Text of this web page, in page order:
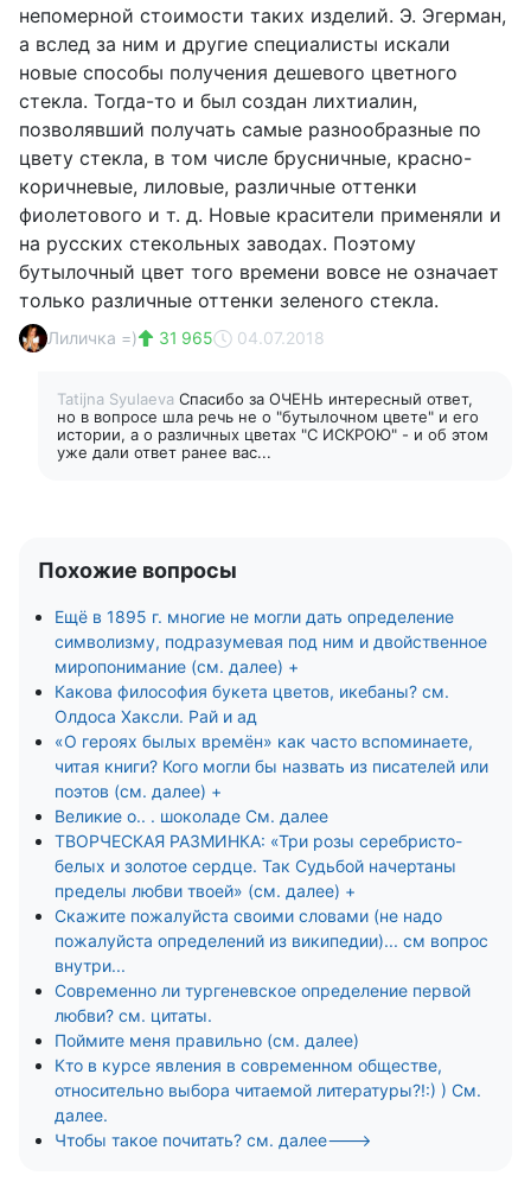
непомерной стоимости таких изделий. Э. Эгерман,
а вслед за ним и другие специалисты искали
новые способы получения дешевого цветного
стекла. Тогда-то и был создан лихтиалин,
позволявший получать самые разнообразные по
цвету стекла, в том числе брусничные, красно-
коричневые, лиловые, различные оттенки
фиолетового и т. д. Новые красители применяли и
на русских стекольных заводах. Поэтому
бутылочный цвет того времени вовсе не означает
только различные оттенки зеленого стекла.
Лиличка =) 31 965 04.07.2018
Tatijna Syulaeva Спасибо за ОЧЕНЬ интересный ответ,
но в вопросе шла речь не о "бутылочном цвете" и его
истории, а о различных цветах "С ИСКРОЮ" - и об этом
уже дали ответ ранее вас...
Похожие вопросы
Ещё в 1895 г. многие не могли дать определение
символизму, подразумевая под ним и двойственное
миропонимание (см. далее) +
Какова философия букета цветов, икебаны? см.
Олдоса Хаксли. Рай и ад
«О героях былых времён» как часто вспоминаете,
читая книги? Кого могли бы назвать из писателей или
поэтов (см. далее) +
Великие о.. . шоколаде См. далее
ТВОРЧЕСКАЯ РАЗМИНКА: «Три розы серебристо-
белых и золотое сердце. Так Судьбой начертаны
пределы любви твоей» (см. далее) +
Скажите пожалуйста своими словами (не надо
пожалуйста определений из википедии)... см вопрос
внутри...
Современно ли тургеневское определение первой
любви? см. цитаты.
Поймите меня правильно (см. далее)
Кто в курсе явления в современном обществе,
относительно выбора читаемой литературы?!:) ) См.
далее.
Чтобы такое почитать? см. далее--->